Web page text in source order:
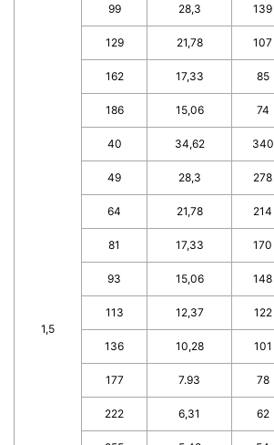
1,5
99 28,3 139
129 21,78 107
162 17,33 85
186 15,06 74
40 34,62 340
49 28,3 278
64 21,78 214
81 17,33 170
93 15,06 148
113 12,37 122
136 10,28 101
177 7.93 78
222 6,31 62